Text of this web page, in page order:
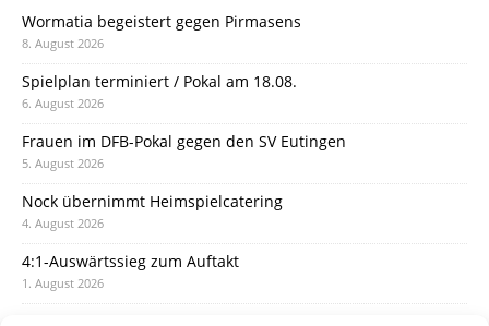
Wormatia begeistert gegen Pirmasens
8. August 2026
Spielplan terminiert / Pokal am 18.08.
6. August 2026
Frauen im DFB-Pokal gegen den SV Eutingen
5. August 2026
Nock übernimmt Heimspielcatering
4. August 2026
4:1-Auswärtssieg zum Auftakt
1. August 2026